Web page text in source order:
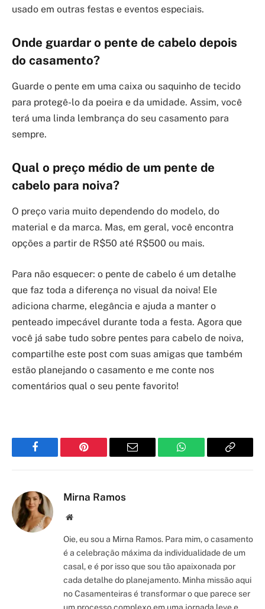
usado em outras festas e eventos especiais.
Onde guardar o pente de cabelo depois
do casamento?
Guarde o pente em uma caixa ou saquinho de tecido
para protegê-lo da poeira e da umidade. Assim, você
terá uma linda lembrança do seu casamento para
sempre.
Qual o preço médio de um pente de
cabelo para noiva?
O preço varia muito dependendo do modelo, do
material e da marca. Mas, em geral, você encontra
opções a partir de R$50 até R$500 ou mais.
Para não esquecer: o pente de cabelo é um detalhe
que faz toda a diferença no visual da noiva! Ele
adiciona charme, elegância e ajuda a manter o
penteado impecável durante toda a festa. Agora que
você já sabe tudo sobre pentes para cabelo de noiva,
compartilhe este post com suas amigas que também
estão planejando o casamento e me conte nos
comentários qual o seu pente favorito!
Facebook Pinterest Email WhatsApp Copy
Mirna Ramos
Site/Blog
Oie, eu sou a Mirna Ramos. Para mim, o casamento
é a celebração máxima da individualidade de um
casal, e é por isso que sou tão apaixonada por
cada detalhe do planejamento. Minha missão aqui
no Casamenteiras é transformar o que parece ser